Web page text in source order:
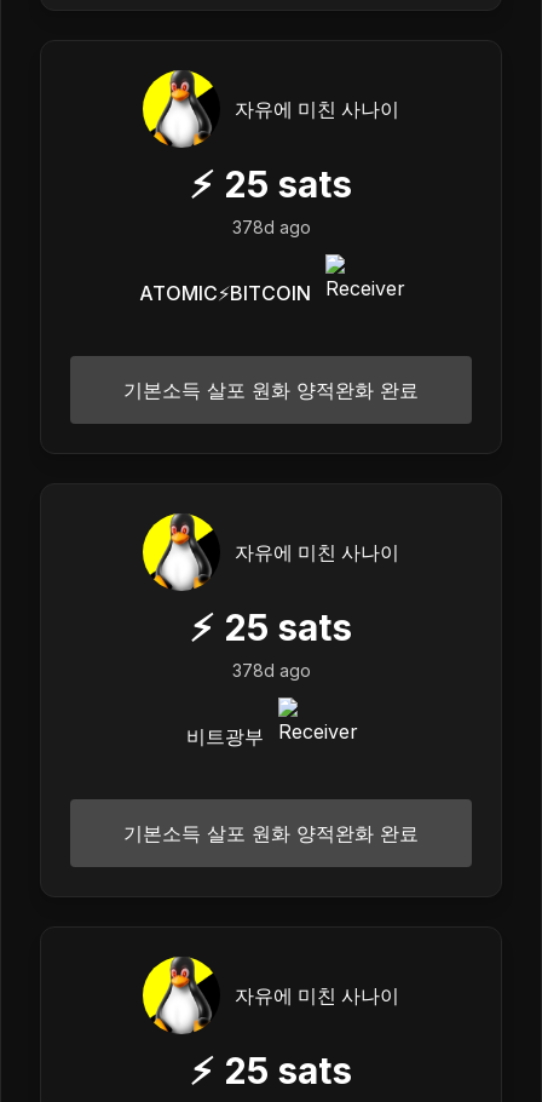
자유에 미친 사나이
⚡ 25 sats
378d ago
ATOMIC⚡️BITCOIN
기본소득 살포 원화 양적완화 완료
자유에 미친 사나이
⚡ 25 sats
378d ago
비트광부
기본소득 살포 원화 양적완화 완료
자유에 미친 사나이
⚡ 25 sats